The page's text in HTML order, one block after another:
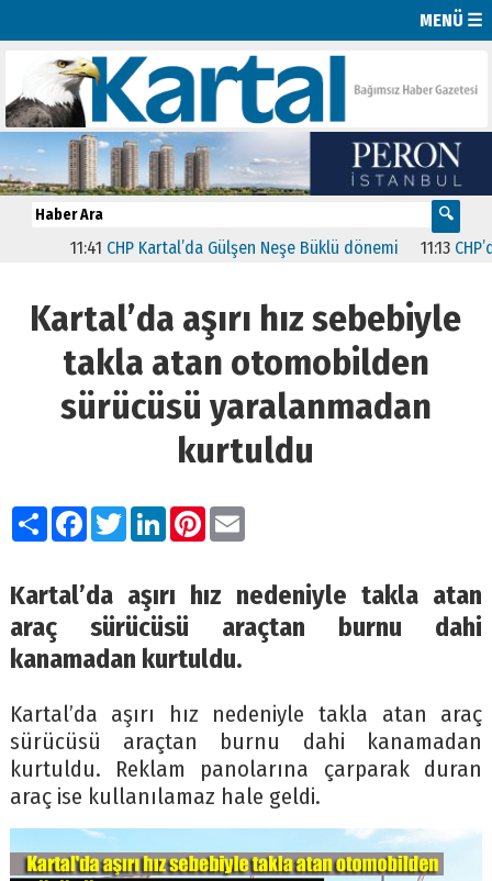
MENÜ ☰
CHP Kartal’da Gülşen Neşe Büklü dönemi 11:13 CHP’de
Kartal’da aşırı hız sebebiyle
takla atan otomobilden
sürücüsü yaralanmadan
kurtuldu
PaylaşFacebook
TwitterLinkedIn
Pinterest
Email
Kartal’da aşırı hız nedeniyle takla atan
araç sürücüsü araçtan burnu dahi
kanamadan kurtuldu.
Kartal’da aşırı hız nedeniyle takla atan araç
sürücüsü araçtan burnu dahi kanamadan
kurtuldu. Reklam panolarına çarparak duran
araç ise kullanılamaz hale geldi.